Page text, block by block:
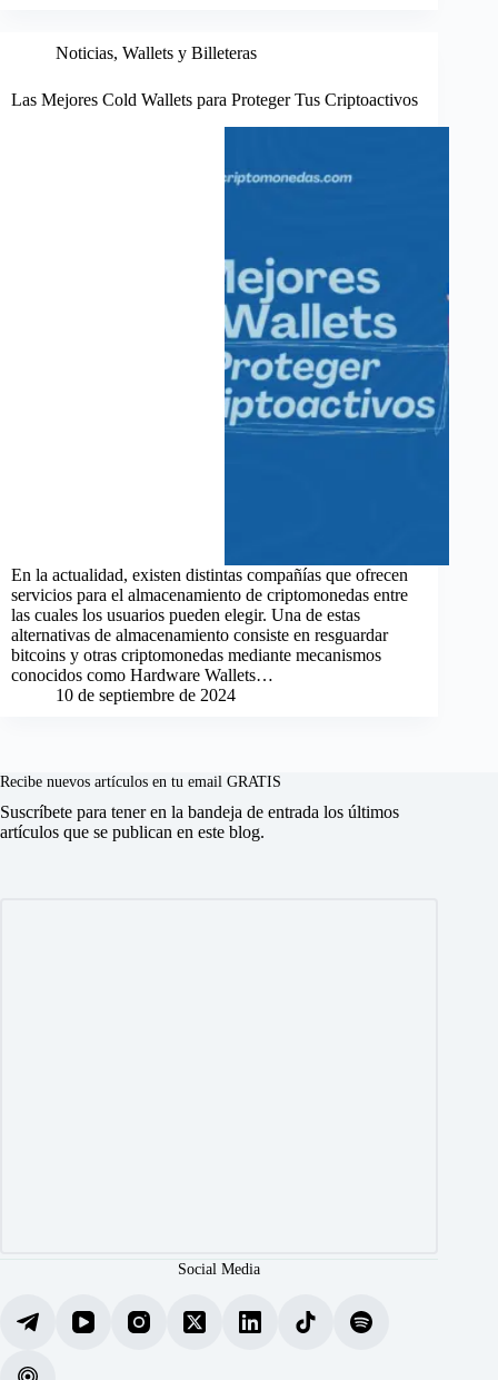
Noticias, Wallets y Billeteras
Las Mejores Cold Wallets para Proteger Tus Criptoactivos
En la actualidad, existen distintas compañías que ofrecen
servicios para el almacenamiento de criptomonedas entre
las cuales los usuarios pueden elegir. Una de estas
alternativas de almacenamiento consiste en resguardar
bitcoins y otras criptomonedas mediante mecanismos
conocidos como Hardware Wallets…
10 de septiembre de 2024
Recibe nuevos artículos en tu email GRATIS
Suscríbete para tener en la bandeja de entrada los últimos
artículos que se publican en este blog.
Social Media